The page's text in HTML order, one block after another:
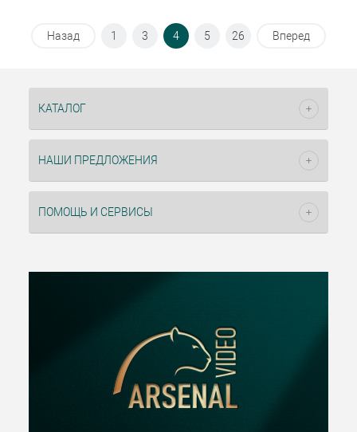
Назад 1 3 4 5 26 Вперед
КАТАЛОГ
НАШИ ПРЕДЛОЖЕНИЯ
ПОМОЩЬ И СЕРВИСЫ